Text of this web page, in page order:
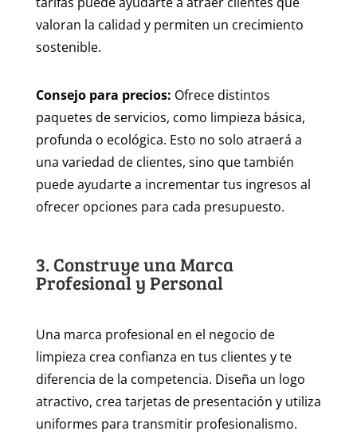
valoran la calidad y permiten un crecimiento
sostenible.
Consejo para precios: Ofrece distintos
paquetes de servicios, como limpieza básica,
profunda o ecológica. Esto no solo atraerá a
una variedad de clientes, sino que también
puede ayudarte a incrementar tus ingresos al
ofrecer opciones para cada presupuesto.
3. Construye una Marca
Profesional y Personal
Una marca profesional en el negocio de
limpieza crea confianza en tus clientes y te
diferencia de la competencia. Diseña un logo
atractivo, crea tarjetas de presentación y utiliza
uniformes para transmitir profesionalismo.